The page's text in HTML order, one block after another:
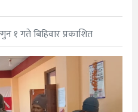
१ गते बिहिवार प्रकाशित